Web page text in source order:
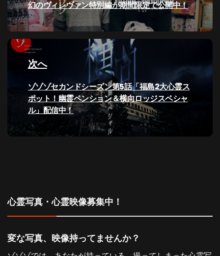
ナ
ビ
ゲ
シ
ン
過
去
の
投
稿:
幻のヴィレヴァン特別編が期間限定で公開中！
次へ
次
の
投
稿:
ゾゾゾセカンドシーズン第5話「福島2大心霊ス
ポット！幽霊ペンション＆横向ロッジスペシャ
ル」配信中！
心霊写真・心霊映像募集中！
変な写真、映像持ってませんか？